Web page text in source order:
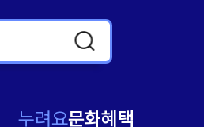
누려요문화혜택